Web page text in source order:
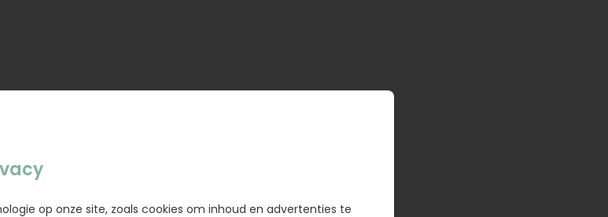
op onze site, zoals cookies om inhoud en advertenties te